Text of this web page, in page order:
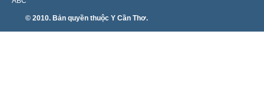
© 2010. Bản quyền thuộc Y Cần Thơ.